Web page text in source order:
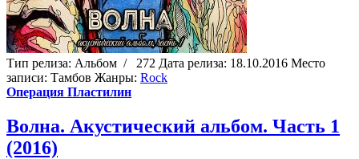
Тип релиза: Альбом / 272 Дата релиза: 18.10.2016 Место
записи: Тамбов Жанры: Rock
Операция Пластилин
Волна. Акустический альбом. Часть 1
(2016)